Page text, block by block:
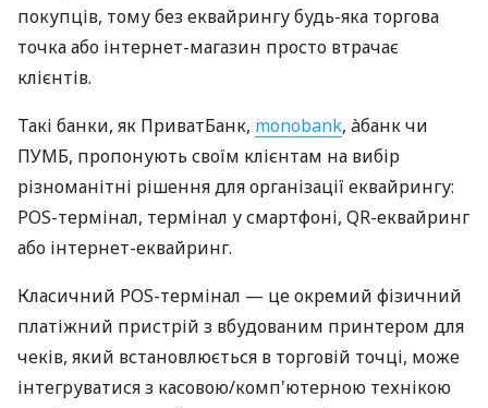
покупців, тому без еквайрингу будь-яка торгова
точка або інтернет-магазин просто втрачає
клієнтів.
Такі банки, як ПриватБанк, monobank, àбанк чи
ПУМБ, пропонують своїм клієнтам на вибір
різноманітні рішення для організації еквайрингу:
POS-термінал, термінал у смартфоні, QR-еквайринг
або інтернет-еквайринг.
Класичний POS-термінал — це окремий фізичний
платіжний пристрій з вбудованим принтером для
чеків, який встановлюється в торговій точці, може
інтегруватися з касовою/комп'ютерною технікою